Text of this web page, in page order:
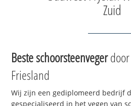
Zuid
Beste schoorsteenvegerdoor
Friesland
Wij zijn een gediplomeerd bedrijf
gespecialiseerd in het vegen van